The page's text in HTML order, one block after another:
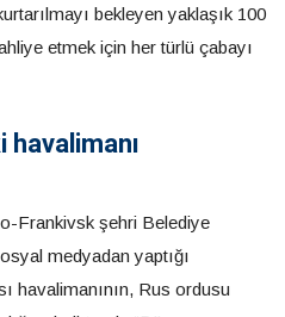
bekleyen yaklaşık 100
etmek için her türlü çabayı
Frankivsk şehri Belediye
medyadan yaptığı
havalimanının, Rus ordusu